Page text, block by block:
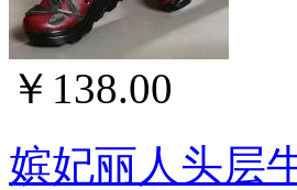
￥138.00
嫔妃丽人头层